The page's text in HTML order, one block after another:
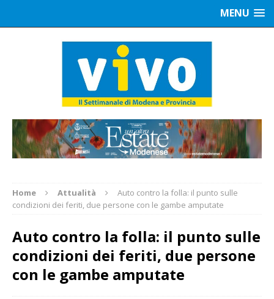
MENU
Home Attualità
Auto contro la folla: il punto sulle
condizioni dei feriti, due persone con le gambe amputate
Auto contro la folla: il punto sulle
condizioni dei feriti, due persone
con le gambe amputate